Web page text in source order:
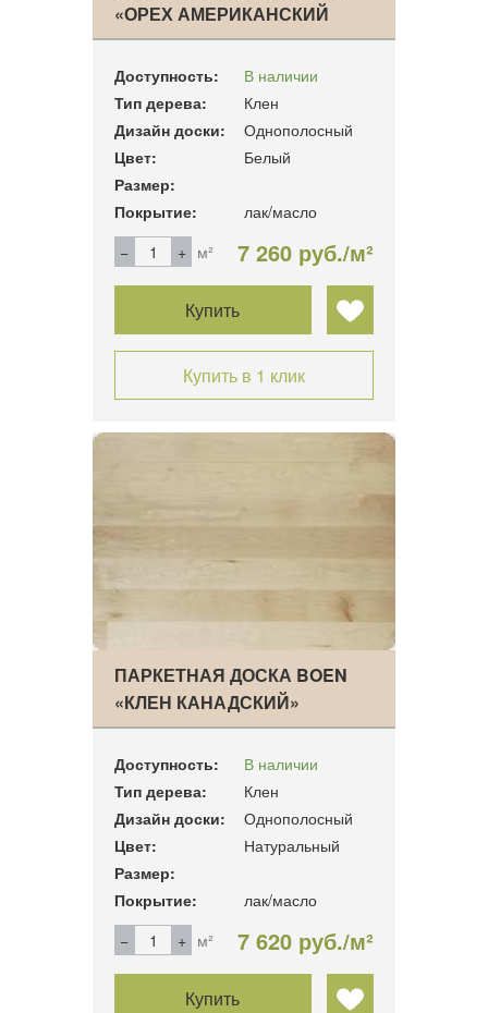
«ОРЕХ АМЕРИКАНСКИЙ
АД…
Доступность:
В наличии
Тип дерева:
Клен
Дизайн доски:
Однополосный
Цвет:
Белый
Размер:
Покрытие:
лак/масло
м²
7 260 руб./м²
Купить
Купить в 1 клик
ПАРКЕТНАЯ ДОСКА BOEN
«КЛЕН КАНАДСКИЙ»
Доступность:
В наличии
Тип дерева:
Клен
Дизайн доски:
Однополосный
Цвет:
Натуральный
Размер:
Покрытие:
лак/масло
м²
7 620 руб./м²
Купить